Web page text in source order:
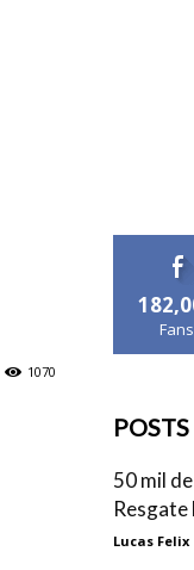
1070
Fans
50 mil
Lucas Felix